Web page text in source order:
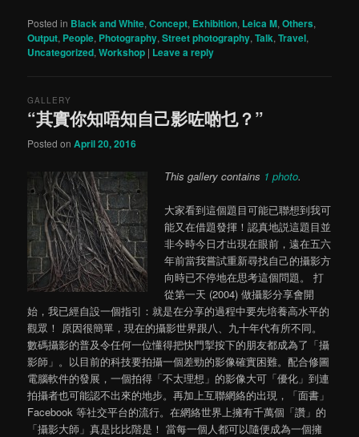
Posted in Black and White,Concept, Exhibition, Leica M,Others,
Output, People, Photography,Street photography,Talk,Travel,
Uncategorized,Workshop | Leave a reply
“其實你知唔知自己影咗啲乜？”
GALLERY
Posted onApril 20, 2016
This gallery contains 1 photo.
大家看到這個題目可能已聯想到我可
能又在借題發揮！認真地説這題目並
非今時今日才出現在眼前，遠在五六
年前當我嘗試重新尋找自己的攝影方
向時已不停地在思考這個問題。 打
從第一天 (2004) 做攝影分享會開
始，我已經自設一個指引：就是在分享的過程中要先培養高水平的
觀眾！ 原因很簡單，現在的攝影世界跟八、九十年代有所不同。
數碼攝影的普及令任何一位懂得把快門掣按下的朋友都成為了「攝
影師」。以目前的科技要拍攝一個差勁的影像確實困難。配合修圖
電腦軟件的發展，一個拍得「不太理想」的影像大可「優化」到連
拍攝者也可能認不出來的地步。再加上互聯網絡的出現，「面書」
Facebook 等社交平台的流行。在網絡世界上擁有千萬個「讚」的
「攝影大師」真是比比階是！ 當每一個人都可以隨便成為一個擁